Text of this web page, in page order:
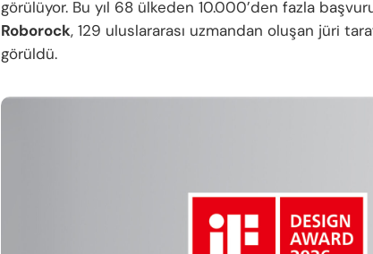
görülüyor. Bu yıl 68 ülkeden 10.000’den fazla
Roborock, 129 uluslararası uzmandan oluşan jüri
görüldü.